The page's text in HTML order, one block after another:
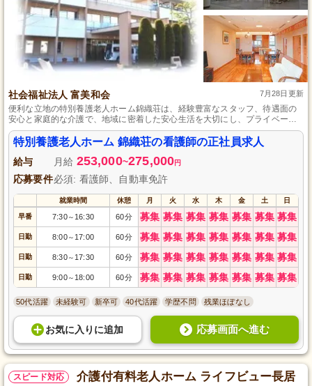
社会福祉法人 富美和会 7月28日更新
便利な立地の特別養護老人ホーム錦織荘は、経験豊富なスタッフ、待遇面の
安心と家庭的な介護で、地域に密着した安心生活を大切にし、プライベート
との両立もサポートします。
特別養護老人ホーム 錦織荘の看護師の正社員求人
給与 月給 253,000~275,000円
応募要件必須: 看護師、自動車免許
就業時間 休憩 月 火 水 木 金 土 日
早番 7:30～ 16:30 60分 募集 募集 募集 募集 募集 募集 募集
日勤 8:00～ 17:00 60分 募集 募集 募集 募集 募集 募集 募集
日勤 8:30～ 17:30 60分 募集 募集 募集 募集 募集 募集 募集
日勤 9:00～ 18:00 60分 募集 募集 募集 募集 募集 募集 募集
50代活躍 未経験可 新卒可 40代活躍 学歴不問 残業ほぼなし
お気に入り に追加 応募画面へ進む
スピード対応
介護付有料老人ホーム ライフビュー長居